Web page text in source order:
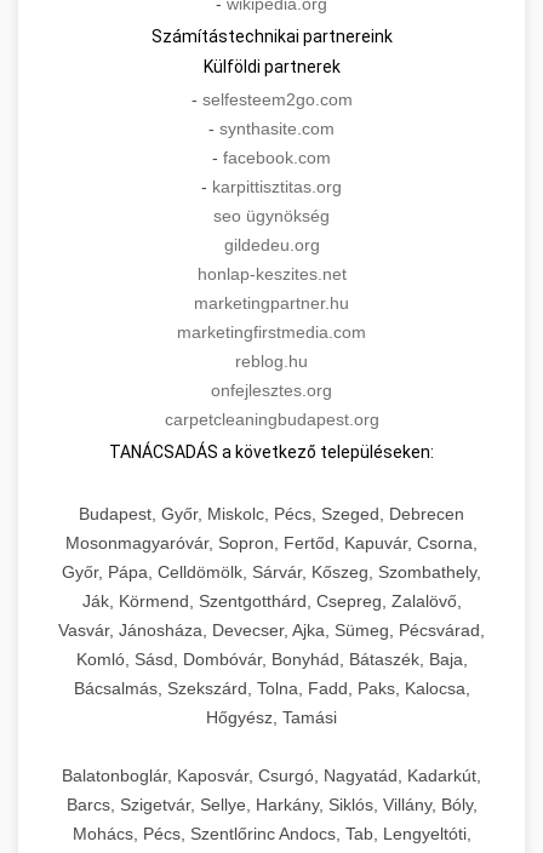
- wikipedia.org
Számítástechnikai partnereink
Külföldi partnerek
- selfesteem2go.com
- synthasite.com
- facebook.com
- karpittisztitas.org
seo ügynökség
gildedeu.org
honlap-keszites.net
marketingpartner.hu
marketingfirstmedia.com
reblog.hu
onfejlesztes.org
carpetcleaningbudapest.org
TANÁCSADÁS a következő településeken:
Budapest, Győr, Miskolc, Pécs, Szeged, Debrecen
Mosonmagyaróvár, Sopron, Fertőd, Kapuvár, Csorna,
Győr, Pápa, Celldömölk, Sárvár, Kőszeg, Szombathely,
Ják, Körmend, Szentgotthárd, Csepreg, Zalalövő,
Vasvár, Jánosháza, Devecser, Ajka, Sümeg, Pécsvárad,
Komló, Sásd, Dombóvár, Bonyhád, Bátaszék, Baja,
Bácsalmás, Szekszárd, Tolna, Fadd, Paks, Kalocsa,
Hőgyész, Tamási
Balatonboglár, Kaposvár, Csurgó, Nagyatád, Kadarkút,
Barcs, Szigetvár, Sellye, Harkány, Siklós, Villány, Bóly,
Mohács, Pécs, Szentlőrinc Andocs, Tab, Lengyeltóti,